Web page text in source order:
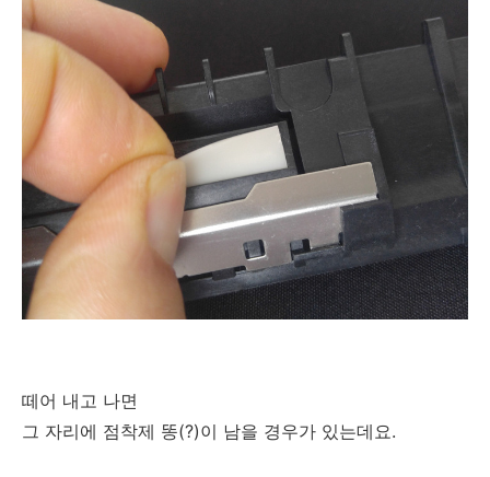
떼어 내고 나면
그 자리에 점착제 똥(?)이 남을 경우가 있는데요.